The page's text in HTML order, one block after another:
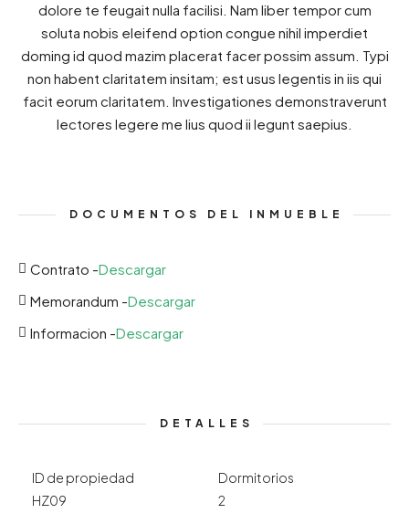
dolore te feugait nulla facilisi. Nam liber tempor cum
soluta nobis eleifend option congue nihil imperdiet
doming id quod mazim placerat facer possim assum. Typi
non habent claritatem insitam; est usus legentis in iis qui
facit eorum claritatem. Investigationes demonstraverunt
lectores legere me lius quod ii legunt saepius.
DOCUMENTOS DEL INMUEBLE
Contrato -Descargar
Memorandum -Descargar
Informacion -Descargar
DETALLES
ID de propiedad
HZ09
Dormitorios
2